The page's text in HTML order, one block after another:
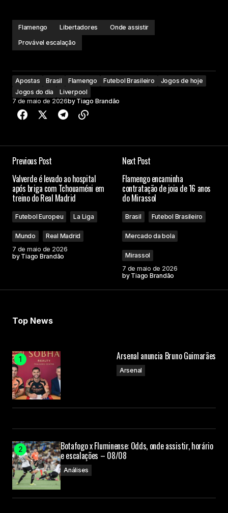
Flamengo Libertadores
Onde assistir
Provável escalação
Apostas Brasil Flamengo Futebol Brasileiro
Jogos de hoje
Jogos do dia
Liverpool
7 de maio de 2026by Tiago Brandão
Previous Post
Valverde é levado ao hospital
após briga com Tchouaméni em
treino do Real Madrid
Futebol Europeu La Liga
Mundo
Real Madrid
7 de maio de 2026
by Tiago Brandão
Next Post
Flamengo encaminha
contratação de joia de 16 anos
do Mirassol
Brasil Futebol Brasileiro
Mercado da bola
Mirassol
7 de maio de 2026
by Tiago Brandão
Top News
Arsenal anuncia Bruno Guimarães
Arsenal
Botafogo x Fluminense: Odds, onde assistir, horário
e escalações – 08/08
Análises